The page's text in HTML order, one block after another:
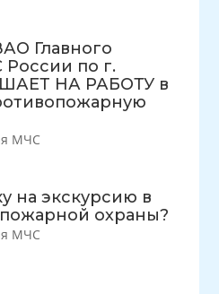
Главного
по г.
НА РАБОТУ в
МЧС
на экскурсию в
охраны?
МЧС